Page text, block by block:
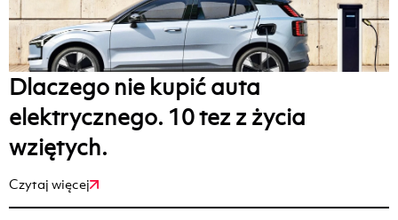
Dlaczego nie kupić auta
elektrycznego. 10 tez z życia
wziętych.
Czytaj więcej